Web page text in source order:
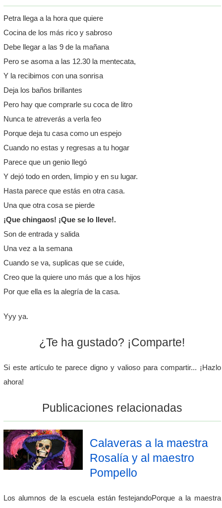
Petra llega a la hora que quiere
Cocina de los más rico y sabroso
Debe llegar a las 9 de la mañana
Pero se asoma a las 12.30 la mentecata,
Y la recibimos con una sonrisa
Deja los baños brillantes
Pero hay que comprarle su coca de litro
Nunca te atreverás a verla feo
Porque deja tu casa como un espejo
Cuando no estas y regresas a tu hogar
Parece que un genio llegó
Y dejó todo en orden, limpio y en su lugar.
Hasta parece que estás en otra casa.
Una que otra cosa se pierde
¡Que chingaos! ¡Que se lo lleve!.
Son de entrada y salida
Una vez a la semana
Cuando se va, suplicas que se cuide,
Creo que la quiere uno más que a los hijos
Por que ella es la alegría de la casa.
Yyy ya.
¿Te ha gustado? ¡Comparte!
Si este artículo te parece digno y valioso para compartir... ¡Hazlo
ahora!
Publicaciones relacionadas
Calaveras a la maestra
Rosalía y al maestro
Pompello
Los alumnos de la escuela están festejandoPorque a la maestra